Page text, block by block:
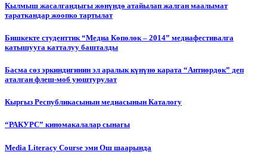
Кылмыш жасалгандыгы жөнүндө атайылап жалган маалымат
тараткандар жоопко тартылат
Бишкекте студенттик “Медиа Көпөлөк – 2014” медиафестивалга
катышууга катталуу башталды
Басма сөз эркиндигинин эл аралык күнүнө карата “Антиөрдөк” деп
аталган флеш-моб уюштурулат
Кыргыз Республикасынын медиасынын Каталогу
“РАКУРС” киномакалалар сынагы
Media Literacy Сourse эми Ош шаарында